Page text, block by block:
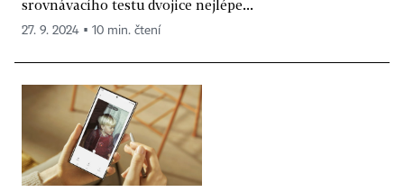
srovnávacího testu dvojice nejlépe...
27. 9. 2024 ▪ 10 min. čtení